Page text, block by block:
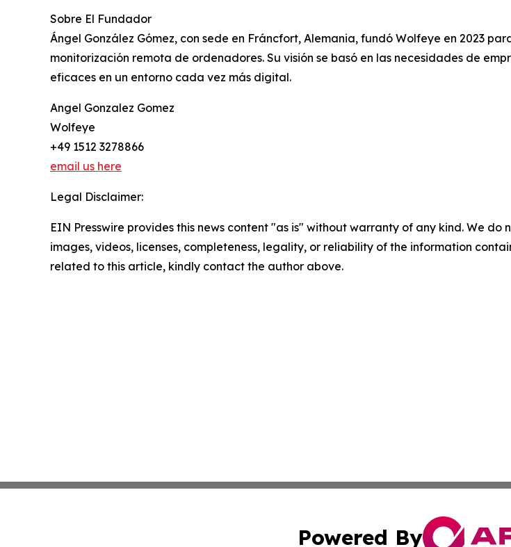
Sobre El Fundador
Ángel González Gómez, con sede en Fráncfort, Alemania, fundó Wolfeye en 2023
monitorización remota de ordenadores. Su visión se basó en las necesidades de
eficaces en un entorno cada vez más digital.
Angel Gonzalez Gomez
Wolfeye
+49 1512 3278866
email us here
Legal Disclaimer:
EIN Presswire provides this news content "as is" without warranty of any kind. We
images, videos, licenses, completeness, legality, or reliability of the information
related to this article, kindly contact the author above.
Powered By